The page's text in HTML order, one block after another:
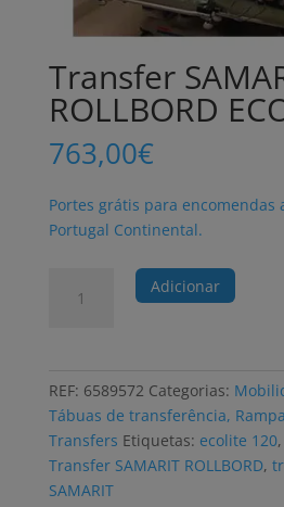
Transfer
ROLLBORD
763,00€
Portes grátis para encomendas
Portugal Continental.
ECOLITE
Adicionar
REF: 6589572 Categorias:
Tábuas de transferência,
Transfers Etiquetas: ecolite 120,
Transfer SAMARIT ROLLBORD,
SAMARIT